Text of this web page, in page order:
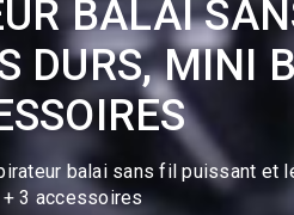
BALAI
DURS, MINI
balai sans fil puissant
3 accessoires